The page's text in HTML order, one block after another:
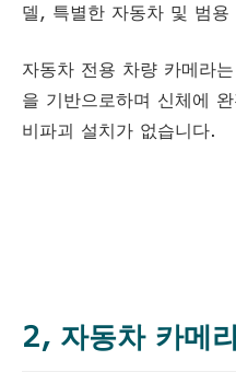
델, 특별한 자동차 및 범용
자동차 전용 차량 카메라
을 기반으로하며 신체에
비파괴 설치가 없습니다.
2, 자동차 카메